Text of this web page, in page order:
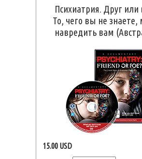
Психиатрия. Друг или
То, чего вы не знаете,
навредить вам
15.00 USD